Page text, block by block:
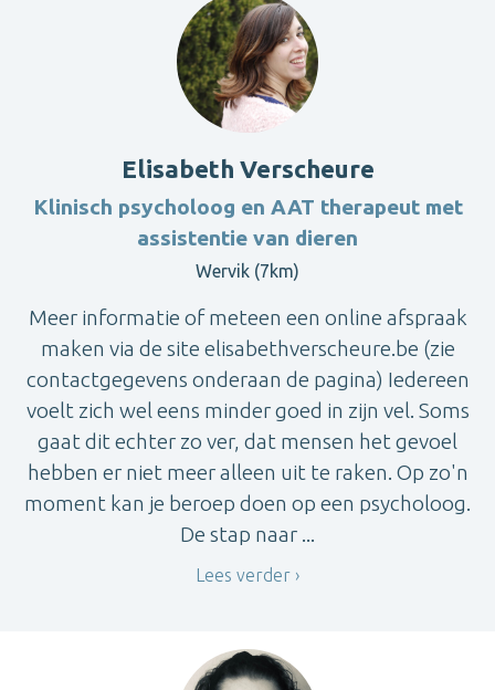
Elisabeth Verscheure
Klinisch psycholoog en AAT therapeut met
assistentie van dieren
Wervik (7km)
Meer informatie of meteen een online afspraak
maken via de site elisabethverscheure.be (zie
contactgegevens onderaan de pagina) Iedereen
voelt zich wel eens minder goed in zijn vel. Soms
gaat dit echter zo ver, dat mensen het gevoel
hebben er niet meer alleen uit te raken. Op zo'n
moment kan je beroep doen op een psycholoog.
De stap naar ...
Lees verder